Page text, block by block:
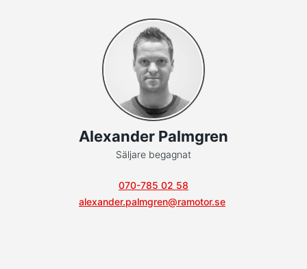
Alexander Palmgren
Säljare begagnat
070-785 02 58
alexander.palmgren@ramotor.se